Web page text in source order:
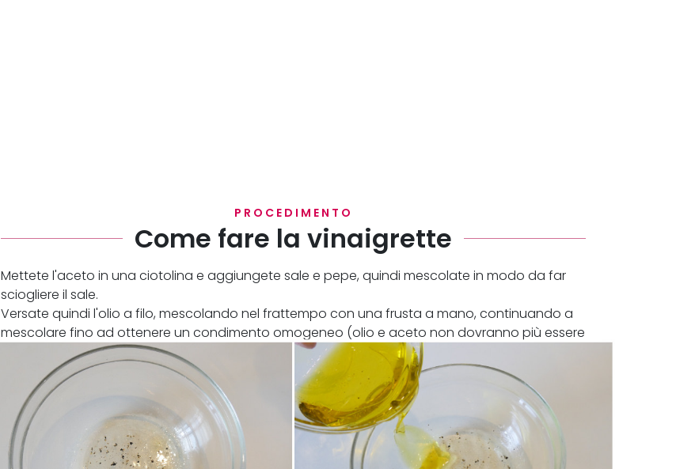
PROCEDIMENTO
Come fare la vinaigrette
Mettete l'aceto in una ciotolina e aggiungete sale e pepe, quindi mescolate in modo da far
sciogliere il sale.
Versate quindi l'olio a filo, mescolando nel frattempo con una frusta a mano, continuando a
mescolare fino ad ottenere un condimento omogeneo (olio e aceto non dovranno più essere
separati, ma completamente emulsionati).